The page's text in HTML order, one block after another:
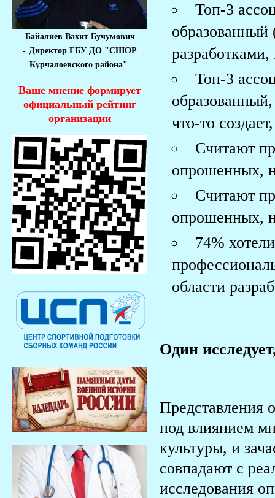
Байалиев Вахит Бучумович
- Директор ГБУ ДО "СШОР
Курчалоевского района"
Ваше мнение формирует
официальный рейтинг
организации
Топ-3
Топ-3
что-то
Считают
опрошенных,
Считают
опрошенных,
74%
области
Один
Представления
под влиянием
культуры, и
совпадают с
исследования